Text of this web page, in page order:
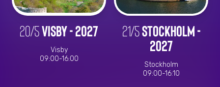
20/5Visby - 2027
Visby
09:00-16:00
21/5Stockholm -
2027
Stockholm
09:00-16:10